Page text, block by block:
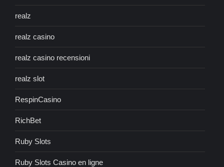
realz
realz casino
realz casino recensioni
realz slot
RespinCasino
RichBet
Ruby Slots
Ruby Slots Casino en ligne